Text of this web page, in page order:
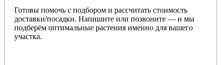
Готовы помочь с подбором и рассчитать стоимость
доставки/посадки. Напишите или позвоните — и мы
подберём оптимальные растения именно для вашего
участка.